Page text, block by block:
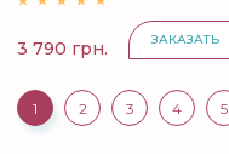
3 790 грн. ЗАКАЗАТЬ
1 2 3 4 5